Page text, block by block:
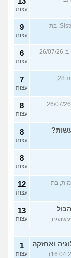
עצות
(Sister, בת
9
עצות
(נערה, בת 16, כתבה ב-26/07/26
6
עצות
(א, בת 28,
7
עצות
(.., בת 21, כתבה ב-26/07/26
8
עצות
8
עצות
8
עצות
בת
12
עצות
13
עצות
ואחזקה
1
עצות